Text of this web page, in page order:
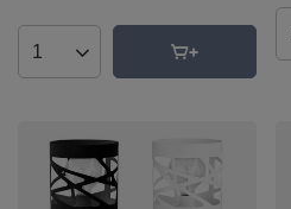
Ilość produktów